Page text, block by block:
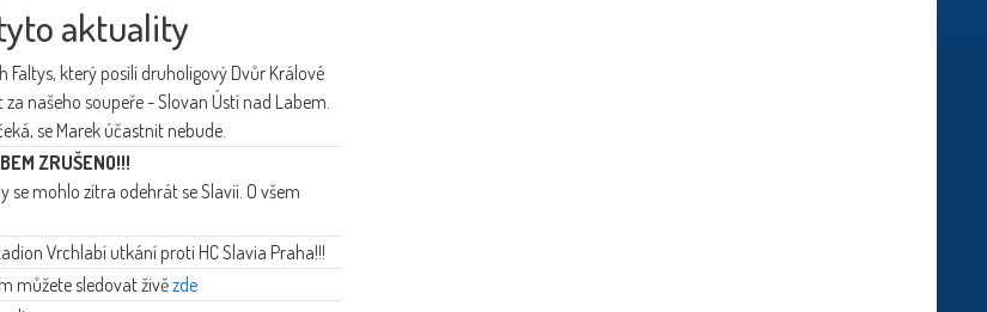
aktuality
který posílí druholigový Dvůr Králové
našeho soupeře - Slovan Ústí nad Labem.
se Marek účastnit nebude.
ZRUŠENO!!!
se mohlo zítra odehrát se Slavií. O všem
Vrchlabí utkání proti HC Slavia Praha!!!
můžete sledovat živězde